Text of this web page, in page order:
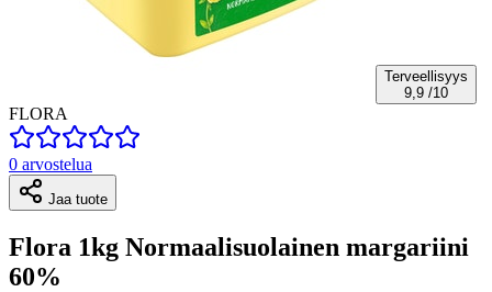
Terveellisyys
9,9 /10
FLORA
0 arvostelua
Jaa tuote
Flora 1kg Normaalisuolainen margariini
60%